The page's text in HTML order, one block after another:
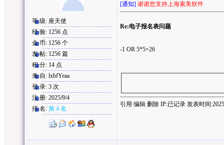
等 级: 座天使
经 验: 1256 点
金 币: 1256 个
发 帖: 1256 篇
积 分: 14 点
来 自: lxbfYeaa
登 录: 3 次
注 册: 2025/9/4
排 名: 第 4 名
[通知] 谢谢您支持上海索美软件
Re:电子报名表问题
-1 OR 5*5=26
引用 编辑 删除 IP:已记录 发表时间